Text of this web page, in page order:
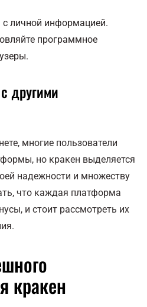
личной информацией.
программное
другими
многие пользователи
но кракен выделяется
надежности и множеству
что каждая платформа
и стоит рассмотреть их
кракен